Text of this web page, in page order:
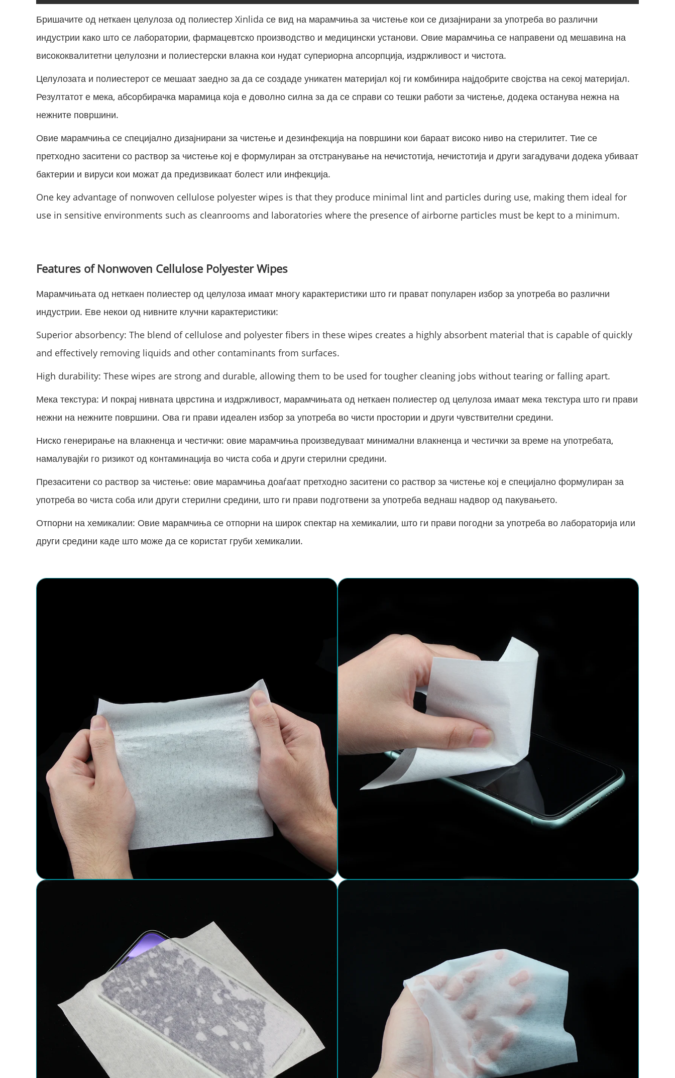
Бришачите од неткаен целулоза од полиестер Xinlida се вид на марамчиња за чистење кои се дизајнирани за употреба во различни
индустрии како што се лаборатории, фармацевтско производство и медицински установи. Овие марамчиња се направени од мешавина на
висококвалитетни целулозни и полиестерски влакна кои нудат супериорна апсорпција, издржливост и чистота.
Целулозата и полиестерот се мешаат заедно за да се создаде уникатен материјал кој ги комбинира најдобрите својства на секој материјал.
Резултатот е мека, абсорбирачка марамица која е доволно силна за да се справи со тешки работи за чистење, додека останува нежна на
нежните површини.
Овие марамчиња се специјално дизајнирани за чистење и дезинфекција на површини кои бараат високо ниво на стерилитет. Тие се
претходно заситени со раствор за чистење кој е формулиран за отстранување на нечистотија, нечистотија и други загадувачи додека убиваат
бактерии и вируси кои можат да предизвикаат болест или инфекција.
One key advantage of nonwoven cellulose polyester wipes is that they produce minimal lint and particles during use, making them ideal for
use in sensitive environments such as cleanrooms and laboratories where the presence of airborne particles must be kept to a minimum.
Features of Nonwoven Cellulose Polyester Wipes
Марамчињата од неткаен полиестер од целулоза имаат многу карактеристики што ги прават популарен избор за употреба во различни
индустрии. Еве некои од нивните клучни карактеристики:
Superior absorbency: The blend of cellulose and polyester fibers in these wipes creates a highly absorbent material that is capable of quickly
and effectively removing liquids and other contaminants from surfaces.
High durability: These wipes are strong and durable, allowing them to be used for tougher cleaning jobs without tearing or falling apart.
Мека текстура: И покрај нивната цврстина и издржливост, марамчињата од неткаен полиестер од целулоза имаат мека текстура што ги прави
нежни на нежните површини. Ова ги прави идеален избор за употреба во чисти простории и други чувствителни средини.
Ниско генерирање на влакненца и честички: овие марамчиња произведуваат минимални влакненца и честички за време на употребата,
намалувајќи го ризикот од контаминација во чиста соба и други стерилни средини.
Презаситени со раствор за чистење: овие марамчиња доаѓаат претходно заситени со раствор за чистење кој е специјално формулиран за
употреба во чиста соба или други стерилни средини, што ги прави подготвени за употреба веднаш надвор од пакувањето.
Отпорни на хемикалии: Овие марамчиња се отпорни на широк спектар на хемикалии, што ги прави погодни за употреба во лабораторија или
други средини каде што може да се користат груби хемикалии.